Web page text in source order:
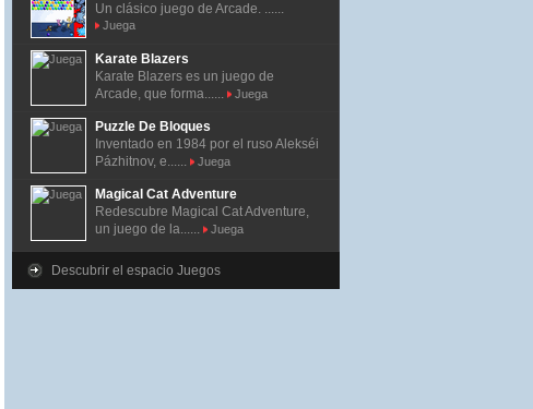
Un clásico juego de Arcade. ......
Juega
Karate Blazers
Karate Blazers es un juego de
Arcade, que forma......
Juega
Puzzle De Bloques
Inventado en 1984 por el ruso Alekséi
Pázhitnov, e......
Juega
Magical Cat Adventure
Redescubre Magical Cat Adventure,
un juego de la......
Juega
Descubrir el espacio Juegos